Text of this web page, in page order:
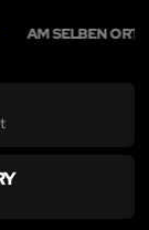
AM SELBEN ORT